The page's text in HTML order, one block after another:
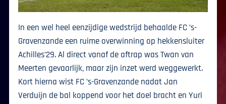
In een wel heel eenzijdige wedstrijd behaalde FC ’s-
Gravenzande een ruime overwinning op hekkensluiter
Achilles’29. Al direct vanaf de aftrap was Twan van
Meerten gevaarlijk, maar zijn inzet werd weggewerkt.
Kort hierna wist FC ’s-Gravenzande nadat Jan
Verduijn de bal koppend voor het doel bracht en Yuri